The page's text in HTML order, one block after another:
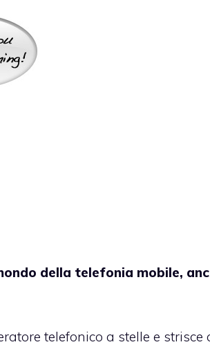
della telefonia mobile,
telefonico a stelle e strisce